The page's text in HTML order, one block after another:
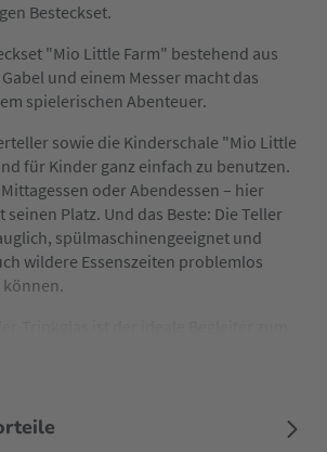
Besteckset.
"Mio Little Farm" bestehend aus
und einem Messer macht das
spielerischen Abenteuer.
sowie die Kinderschale "Mio Little
für Kinder ganz einfach zu benutzen.
oder Abendessen – hier
Platz. Und das Beste: Die Teller
spülmaschinengeeignet und
wildere Essenszeiten problemlos
stabilem Kunststoff gefertigt und
stoßfest. So ist es nicht nur sicher,